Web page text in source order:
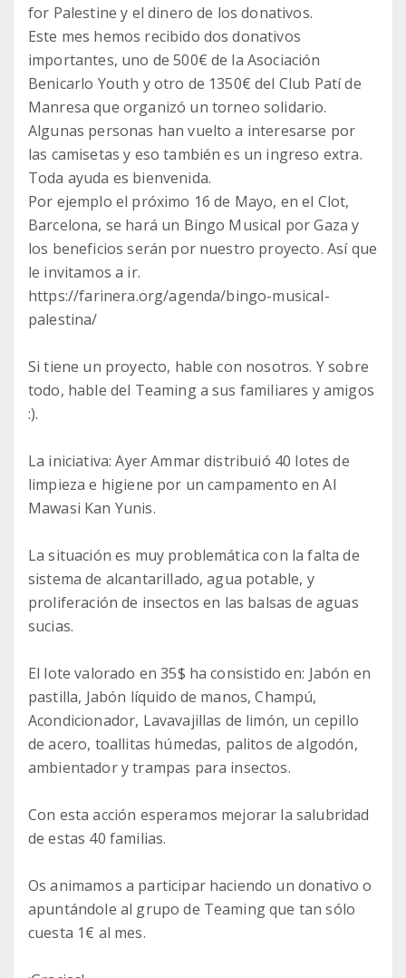
for Palestine y el dinero de los donativos.
Este mes hemos recibido dos donativos
importantes, uno de 500€ de la Asociación
Benicarlo Youth y otro de 1350€ del Club Patí de
Manresa que organizó un torneo solidario.
Algunas personas han vuelto a interesarse por
las camisetas y eso también es un ingreso extra.
Toda ayuda es bienvenida.
Por ejemplo el próximo 16 de Mayo, en el Clot,
Barcelona, se hará un Bingo Musical por Gaza y
los beneficios serán por nuestro proyecto. Así que
le invitamos a ir.
https://farinera.org/agenda/bingo-musical-
palestina/
Si tiene un proyecto, hable con nosotros. Y sobre
todo, hable del Teaming a sus familiares y amigos
:).
La iniciativa: Ayer Ammar distribuió 40 lotes de
limpieza e higiene por un campamento en Al
Mawasi Kan Yunis.
La situación es muy problemática con la falta de
sistema de alcantarillado, agua potable, y
proliferación de insectos en las balsas de aguas
sucias.
El lote valorado en 35$ ha consistido en: Jabón en
pastilla, Jabón líquido de manos, Champú,
Acondicionador, Lavavajillas de limón, un cepillo
de acero, toallitas húmedas, palitos de algodón,
ambientador y trampas para insectos.
Con esta acción esperamos mejorar la salubridad
de estas 40 familias.
Os animamos a participar haciendo un donativo o
apuntándole al grupo de Teaming que tan sólo
cuesta 1€ al mes.